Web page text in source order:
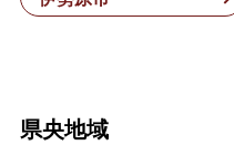
県央地域